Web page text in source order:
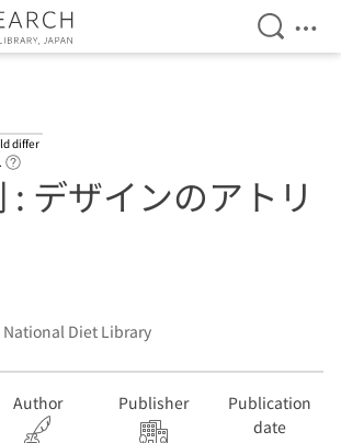
Open
differ
: デザインのアトリ
Diet Library
Author Publisher
Publication
date